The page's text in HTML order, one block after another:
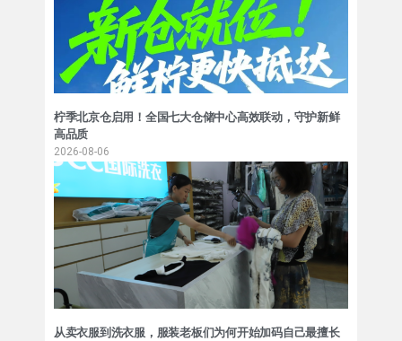
柠季北京仓启用！全国七大仓储中心高效联动，守护新鲜
高品质
2026-08-06
从卖衣服到洗衣服，服装老板们为何开始加码自己最擅长